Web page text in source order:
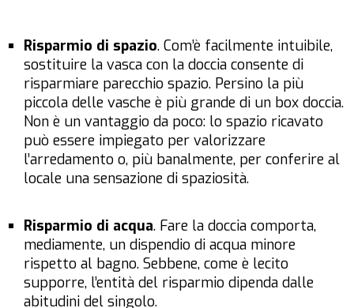
Risparmio di spazio. Com’è facilmente intuibile,
sostituire la vasca con la doccia consente di
risparmiare parecchio spazio. Persino la più
piccola delle vasche è più grande di un box doccia.
Non è un vantaggio da poco: lo spazio ricavato
può essere impiegato per valorizzare
l’arredamento o, più banalmente, per conferire al
locale una sensazione di spaziosità.
Risparmio di acqua. Fare la doccia comporta,
mediamente, un dispendio di acqua minore
rispetto al bagno. Sebbene, come è lecito
supporre, l’entità del risparmio dipenda dalle
abitudini del singolo.